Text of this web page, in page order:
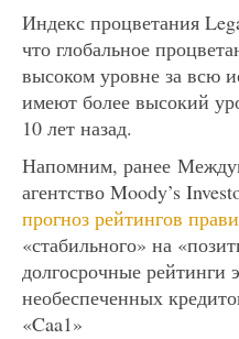
Индекс процветания
что глобальное
высоком уровне за всю
имеют более высокий
10 лет назад.
Напомним, ранее
агентство Moody’s
прогноз рейтингов
«стабильного» на
долгосрочные рейтинги
необеспеченных
«Caa1»